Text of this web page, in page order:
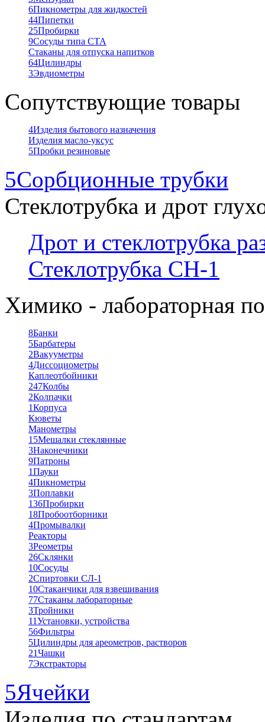
6Пикнометры для жидкостей
44Пипетки
25Пробирки
9Сосуды типа СТА
Стаканы для отпуска напитков
64Цилиндры
3Эвдиометры
Сопутствующие товары
4Изделия бытового назначения
Изделия масло-уксус
5Пробки резиновые
5Сорбционные трубки
Стеклотрубка и дрот
Дрот и стеклотрубка
Стеклотрубка СН-1
Химико - лабораторная
8Банки
5Барбатеры
2Вакууметры
4Диссоциометры
Каплеотбойники
247Колбы
2Колпачки
1Корпуса
Кюветы
Манометры
15Мешалки стеклянные
3Наконечники
9Патроны
1Пауки
4Пикнометры
3Поплавки
136Пробирки
18Пробоотборники
4Промывалки
Реакторы
3Реометры
26Склянки
10Сосуды
2Спиртовки СЛ-1
10Стаканчики для взвешивания
77Стаканы лабораторные
3Тройники
11Установки, устройства
56Фильтры
5Цилиндры для ареометров, растворов
21Чашки
7Экстракторы
5Ячейки